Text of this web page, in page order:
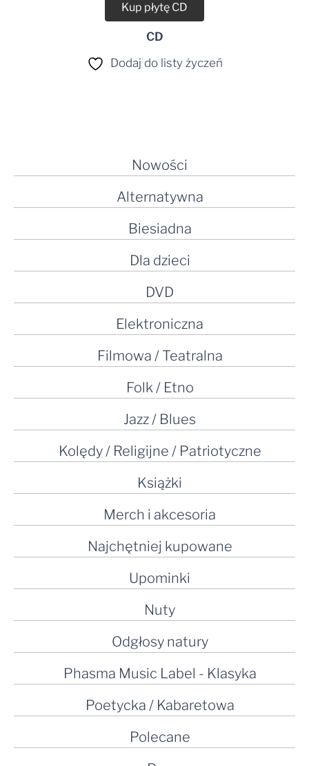
Nowości
Alternatywna
Biesiadna
Dla dzieci
DVD
Elektroniczna
Filmowa / Teatralna
Folk / Etno
Jazz / Blues
Kolędy / Religijne / Patriotyczne
Książki
Merch i akcesoria
Najchętniej kupowane
Upominki
Nuty
Odgłosy natury
Phasma Music Label - Klasyka
Poetycka / Kabaretowa
Polecane
Kup płytę CD
CD
Dodaj do listy życzeń